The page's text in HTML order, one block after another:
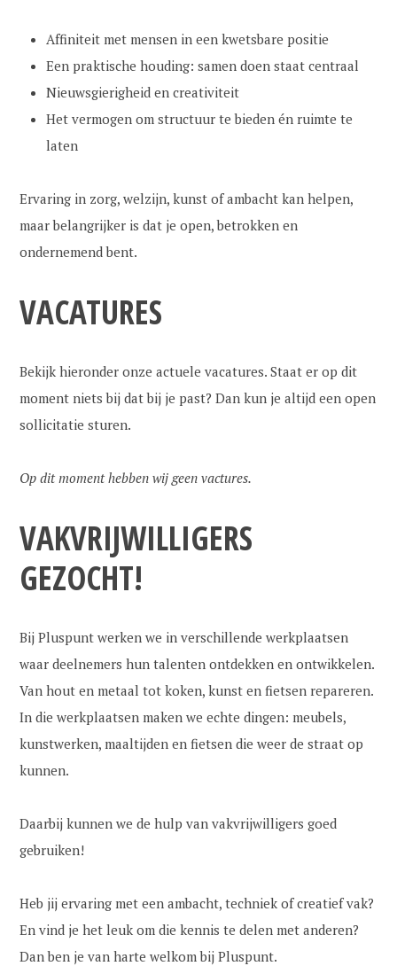
Affiniteit met mensen in een kwetsbare positie
Een praktische houding: samen doen staat centraal
Nieuwsgierigheid en creativiteit
Het vermogen om structuur te bieden én ruimte te
laten
Ervaring in zorg, welzijn, kunst of ambacht kan helpen,
maar belangrijker is dat je open, betrokken en
ondernemend bent.
VACATURES
Bekijk hieronder onze actuele vacatures. Staat er op dit
moment niets bij dat bij je past? Dan kun je altijd een open
sollicitatie sturen.
Op dit moment hebben wij geen vactures.
VAKVRIJWILLIGERS
GEZOCHT!
Bij Pluspunt werken we in verschillende werkplaatsen
waar deelnemers hun talenten ontdekken en ontwikkelen.
Van hout en metaal tot koken, kunst en fietsen repareren.
In die werkplaatsen maken we echte dingen: meubels,
kunstwerken, maaltijden en fietsen die weer de straat op
kunnen.
Daarbij kunnen we de hulp van vakvrijwilligers goed
gebruiken!
Heb jij ervaring met een ambacht, techniek of creatief vak?
En vind je het leuk om die kennis te delen met anderen?
Dan ben je van harte welkom bij Pluspunt.